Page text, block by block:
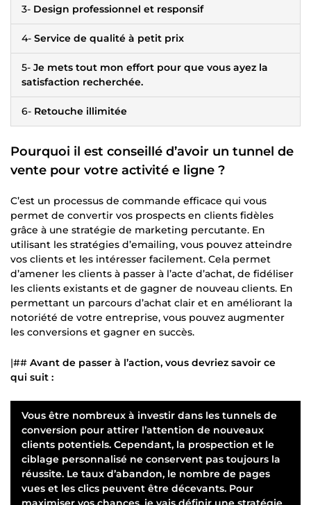
3- Design professionnel et responsif
4- Service de qualité à petit prix
5- Je mets tout mon effort pour que vous ayez la
satisfaction recherchée.
6- Retouche illimitée
Pourquoi il est conseillé d’avoir un tunnel de
vente pour votre activité e ligne ?
C’est un processus de commande efficace qui vous
permet de convertir vos prospects en clients fidèles
grâce à une stratégie de marketing percutante. En
utilisant les stratégies d’emailing, vous pouvez atteindre
vos clients et les intéresser facilement. Cela permet
d’amener les clients à passer à l’acte d’achat, de fidéliser
les clients existants et de gagner de nouveau clients. En
permettant un parcours d’achat clair et en améliorant la
notoriété de votre entreprise, vous pouvez augmenter
les conversions et gagner en succès.
|## Avant de passer à l’action, vous devriez savoir ce
qui suit :
Vous être nombreux à investir dans les tunnels de
conversion pour attirer l’attention de nouveaux
clients potentiels. Cependant, la prospection et le
ciblage personnalisé ne conservent pas toujours la
réussite. Le taux d’abandon, le nombre de pages
vues et les clics peuvent être décevants. Pour